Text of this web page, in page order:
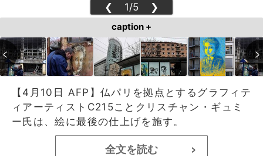
❮ 1/5 ❯
caption +
【4月10日 AFP】仏パリを拠点とするグラフィテ
ィアーティストC215ことクリスチャン・ギュミ
ー氏は、絵に最後の仕上げを施す。
全文を読む >